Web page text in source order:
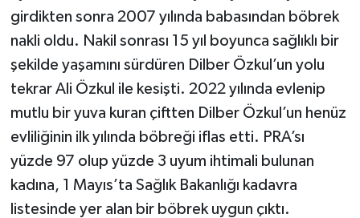
girdikten sonra 2007 yılında babasından böbrek
nakli oldu. Nakil sonrası 15 yıl boyunca sağlıklı bir
şekilde yaşamını sürdüren Dilber Özkul’un yolu
tekrar Ali Özkul ile kesişti. 2022 yılında evlenip
mutlu bir yuva kuran çiftten Dilber Özkul’un henüz
evliliğinin ilk yılında böbreği iflas etti. PRA’sı
yüzde 97 olup yüzde 3 uyum ihtimali bulunan
kadına, 1 Mayıs’ta Sağlık Bakanlığı kadavra
listesinde yer alan bir böbrek uygun çıktı.